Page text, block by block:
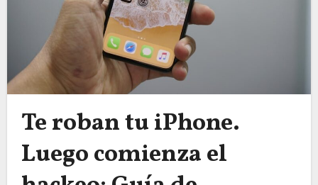
Te roban tu iPhone.
Luego comienza el